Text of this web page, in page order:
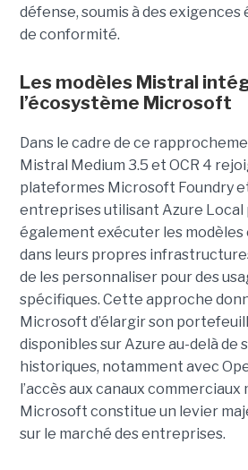
défense, soumis à des
de conformité.
Les modèles Mistral
l’écosystème Microsoft
Dans le cadre de ce
Mistral Medium 3.5 et OCR 4
plateformes Microsoft Foundry
entreprises utilisant Azure
également exécuter les modèles
dans leurs propres
de les personnaliser pour des
spécifiques. Cette approche
Microsoft d’élargir son
disponibles sur Azure au-delà de
historiques, notamment avec
l’accès aux canaux commerciaux
Microsoft constitue un levier
sur le marché des entreprises.